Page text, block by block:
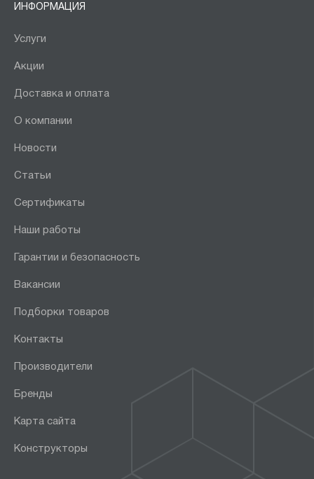
ИНФОРМАЦИЯ
Услуги
Акции
Доставка и оплата
О компании
Новости
Статьи
Сертификаты
Наши работы
Гарантии и безопасность
Вакансии
Подборки товаров
Контакты
Производители
Бренды
Карта сайта
Конструкторы